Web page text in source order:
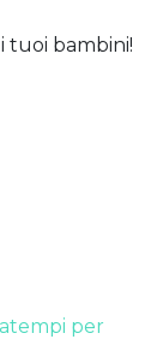
tuoi bambini!
per